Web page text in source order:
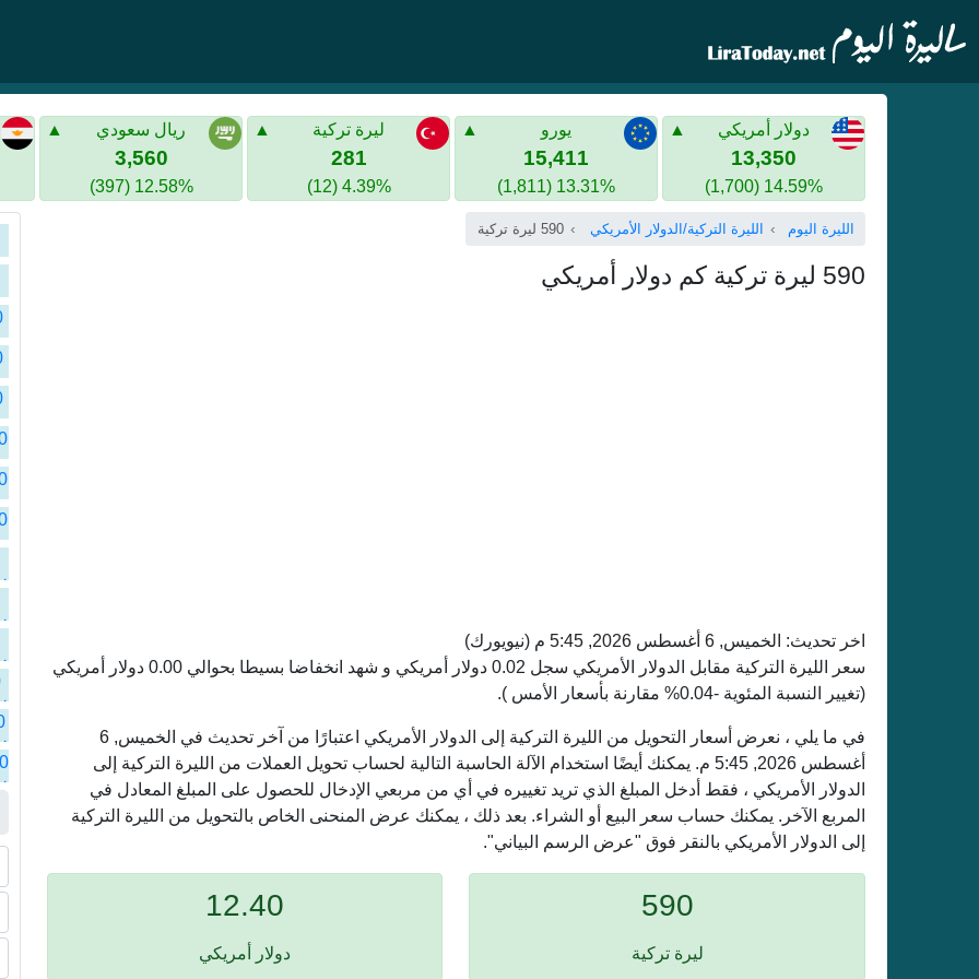
دولار أمريكي
13,350
14.59% (1,700)
يورو
15,411
13.31% (1,811)
ليرة تركية
281
4.39% (12)
ريال سعودي
3,560
12.58% (397)
الليرة اليوم الليرة التركية/الدولار الأمريكي 590 ليرة تركية
590 ليرة تركية كم دولار أمريكي
اخر تحديث: الخميس, 6 أغسطس 2026, 5:45 م
(نيويورك)
سعر الليرة التركية مقابل الدولار الأمريكي سجل 0.02 دولار أمريكي و شهد انخفاضا بسيطا بحوالي 0.00 دولار أمريكي
(تغيير النسبة المئوية -0.04% مقارنة بأسعار الأمس ).
في ما يلي ، نعرض أسعار التحويل من الليرة التركية إلى الدولار الأمريكي اعتبارًا من آخر تحديث في الخميس, 6
أغسطس 2026, 5:45 م. يمكنك أيضًا استخدام الآلة الحاسبة التالية لحساب تحويل العملات من الليرة التركية إلى
الدولار الأمريكي ، فقط أدخل المبلغ الذي تريد تغييره في أي من مربعي الإدخال للحصول على المبلغ المعادل في
المربع الآخر. يمكنك حساب سعر البيع أو الشراء. بعد ذلك ، يمكنك عرض المنحنى الخاص بالتحويل من الليرة التركية
إلى الدولار الأمريكي بالنقر فوق "عرض الرسم البياني".
590
ليرة تركية
12.40
دولار أمريكي